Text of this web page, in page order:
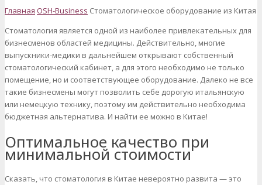
Главная OSH-Business Стоматологическое оборудование из Китая
Стоматология является одной из наиболее привлекательных для
бизнесменов областей медицины. Действительно, многие
выпускники-медики в дальнейшем открывают собственный
стоматологический кабинет, а для этого необходимо не только
помещение, но и соответствующее оборудование. Далеко не все
такие бизнесмены могут позволить себе дорогую итальянскую
или немецкую технику, поэтому им действительно необходима
бюджетная альтернатива. И найти ее можно в Китае!
Оптимальное качество при
минимальной стоимости
Сказать, что стоматология в Китае невероятно развита — это